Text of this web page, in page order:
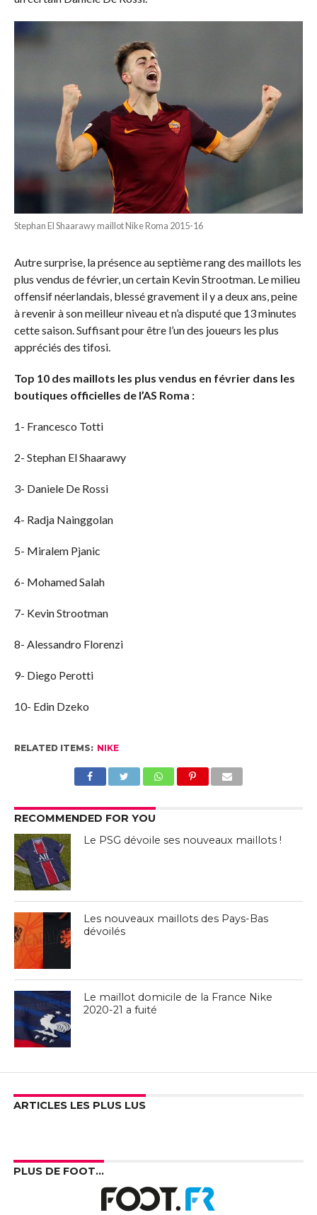
Stephan El Shaarawy maillot Nike Roma 2015-16
Autre surprise, la présence au septième rang des maillots les
plus vendus de février, un certain Kevin Strootman. Le milieu
offensif néerlandais, blessé gravement il y a deux ans, peine
à revenir à son meilleur niveau et n’a disputé que 13 minutes
cette saison. Suffisant pour être l’un des joueurs les plus
appréciés des tifosi.
Top 10 des maillots les plus vendus en février dans les
boutiques officielles de l’AS Roma :
1- Francesco Totti
2- Stephan El Shaarawy
3- Daniele De Rossi
4- Radja Nainggolan
5- Miralem Pjanic
6- Mohamed Salah
7- Kevin Strootman
8- Alessandro Florenzi
9- Diego Perotti
10- Edin Dzeko
RELATED ITEMS: NIKE
RECOMMENDED FOR YOU
Le PSG dévoile ses nouveaux maillots !
Les nouveaux maillots des Pays-Bas
dévoilés
Le maillot domicile de la France Nike
2020-21 a fuité
ARTICLES LES PLUS LUS
PLUS DE FOOT…